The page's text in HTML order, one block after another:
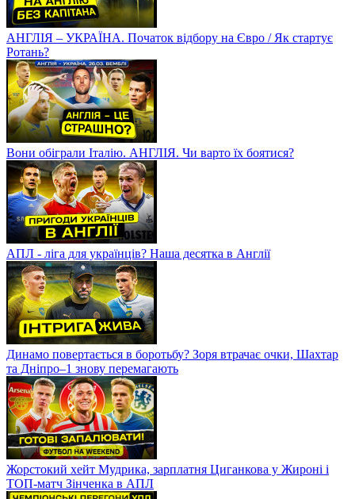
АНГЛІЯ – УКРАЇНА. Початок відбору на Євро / Як стартує
Ротань?
Вони обіграли Італію. АНГЛІЯ. Чи варто їх боятися?
АПЛ - ліга для українців? Наша десятка в Англії
Динамо повертається в боротьбу? Зоря втрачає очки, Шахтар
та Дніпро–1 знову перемагають
Жорстокий хейт Мудрика, зарплатня Циганкова у Жироні і
ТОП-матч Зінченка в АПЛ